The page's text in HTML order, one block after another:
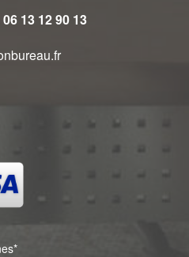
13 12 90 13